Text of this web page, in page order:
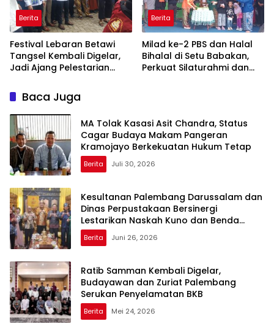
Berita
Festival Lebaran Betawi
Tangsel Kembali Digelar,
Jadi Ajang Pelestarian
Berita
Milad ke-2 PBS dan Halal
Bihalal di Setu Babakan,
Perkuat Silaturahmi dan
Baca Juga
MA Tolak Kasasi Asit Chandra, Status
Cagar Budaya Makam Pangeran
Kramojayo Berkekuatan Hukum Tetap
Berita Juli 30, 2026
Kesultanan Palembang Darussalam dan
Dinas Perpustakaan Bersinergi
Lestarikan Naskah Kuno dan Benda
Pusaka Bersejarah
Berita Juni 26, 2026
Ratib Samman Kembali Digelar,
Budayawan dan Zuriat Palembang
Serukan Penyelamatan BKB
Berita Mei 24, 2026